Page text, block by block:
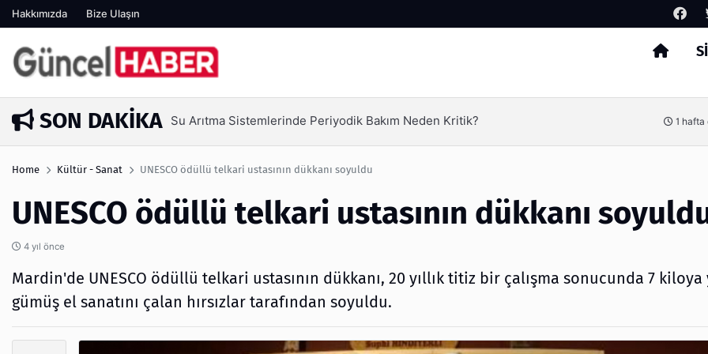
Hakkımızda Bize Ulaşın
Arama
SON DAKIKA
Periyodik Bakım Neden Kritik? 1 hafta önceAmbalaj Süreçlerinde Yeni Nesil Verimliliği
Home Kültür - Sanat UNESCO ödüllü telkari ustasının dükkanı soyuldu
UNESCO ödüllü telkari ustasının dükkanı
4 yıl önce
Mardin'de UNESCO ödüllü telkari ustasının dükkanı, 20 yıllık titiz bir çalışma sonucunda 7 kiloya
gümüş el sanatını çalan hırsızlar tarafından soyuldu.